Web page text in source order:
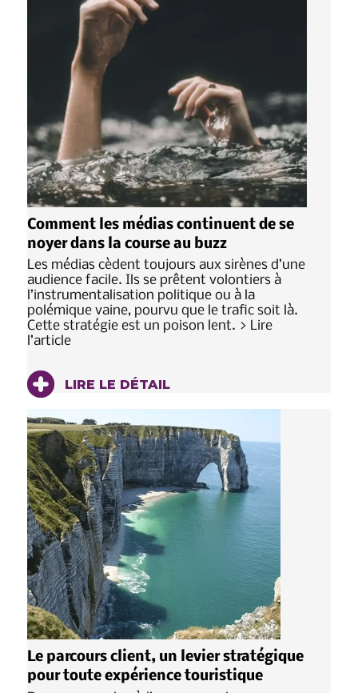
Comment les médias continuent de se
noyer dans la course au buzz
Les médias cèdent toujours aux sirènes d’une
audience facile. Ils se prêtent volontiers à
l’instrumentalisation politique ou à la
polémique vaine, pourvu que le trafic soit là.
Cette stratégie est un poison lent. > Lire
l’article
LIRE LE DÉTAIL
Le parcours client, un levier stratégique
pour toute expérience touristique